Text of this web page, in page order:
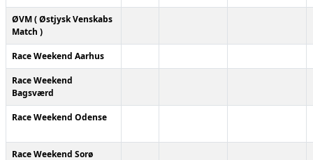
ØVM ( Østjysk Venskabs
Match )
Race Weekend Aarhus
Race Weekend
Bagsværd
Race Weekend Odense
Race Weekend Sorø